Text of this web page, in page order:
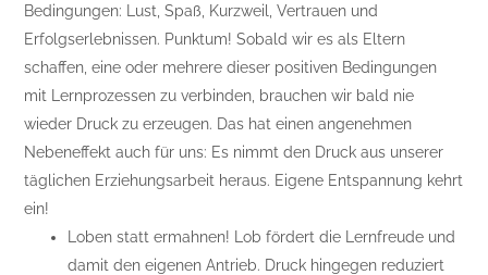
Bedingungen: Lust, Spaß, Kurzweil, Vertrauen und
Erfolgserlebnissen. Punktum! Sobald wir es als Eltern
schaffen, eine oder mehrere dieser positiven Bedingungen
mit Lernprozessen zu verbinden, brauchen wir bald nie
wieder Druck zu erzeugen. Das hat einen angenehmen
Nebeneffekt auch für uns: Es nimmt den Druck aus unserer
täglichen Erziehungsarbeit heraus. Eigene Entspannung kehrt
ein!
Loben statt ermahnen! Lob fördert die Lernfreude und
damit den eigenen Antrieb. Druck hingegen reduziert